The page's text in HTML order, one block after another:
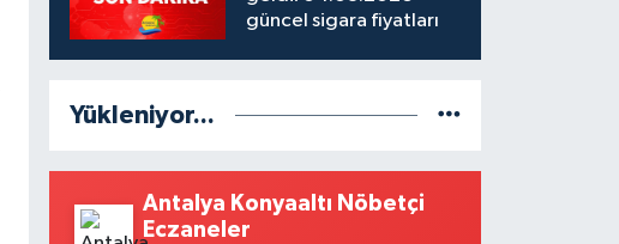
güncel sigara fiyatları
Yükleniyor...
Antalya Konyaaltı Nöbetçi
Eczaneler